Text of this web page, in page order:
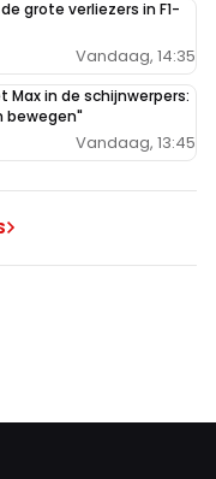
grote verliezers in F1-
Vandaag, 14:35
Max in de schijnwerpers:
bewegen"
Vandaag, 13:45